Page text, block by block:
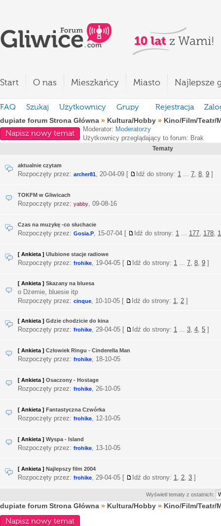
Start O nas Mieszkańcy Miasto Najlepsze
FAQ Szukaj Użytkownicy Grupy Rejestracja
dupiate forum Strona Główna » Kultura/Hobby » Kino/Film/Teatr/
Napisz nowy temat
Moderator: Moderatorzy
Użytkownicy przeglądający to forum: Brak
Tematy
aktualnie czytam
Rozpoczęty przez: archer81, 20-04-09 [ Idź do strony: 1 ... 7, 8, 9 ]
TOKFM w Gliwicach
Rozpoczęty przez: yabby, 09-08-16
Czas na muzykę -co słuchacie
Rozpoczęty przez: Gosia.P, 15-07-04 [ Idź do strony: 1 ... 177, 178,
[ Ankieta ] Ulubione stacje radiowe
Rozpoczęty przez: frohike, 19-04-05 [ Idź do strony: 1 ... 7, 8, 9 ]
[ Ankieta ] Skazany na bluesa
o Dżemie, bluesie itp
Rozpoczęty przez: cinque, 10-10-05 [ Idź do strony: 1, 2 ]
[ Ankieta ] Gdzie chodzicie do kina
Rozpoczęty przez: frohike, 29-04-05 [ Idź do strony: 1 ... 3, 4, 5 ]
[ Ankieta ] Człowiek Ringu - Cinderella Man
Rozpoczęty przez: frohike, 18-10-05
[ Ankieta ] Osaczony - Hostage
Rozpoczęty przez: frohike, 26-10-05
[ Ankieta ] Fantastyczna Czwórka
Rozpoczęty przez: frohike, 12-10-05
[ Ankieta ] Wyspa - Island
Rozpoczęty przez: frohike, 13-10-05
[ Ankieta ] Najlepszy film 2004
Rozpoczęty przez: frohike, 29-04-05 [ Idź do strony: 1, 2, 3 ]
Wyświetl tematy z ostatnich:
dupiate forum Strona Główna » Kultura/Hobby » Kino/Film/Teatr/
Napisz nowy temat